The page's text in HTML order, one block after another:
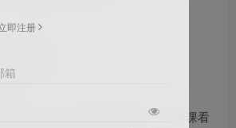
全域课
份新课！！！
下线了，千川全域时代来临，好的课看
即注册
箱